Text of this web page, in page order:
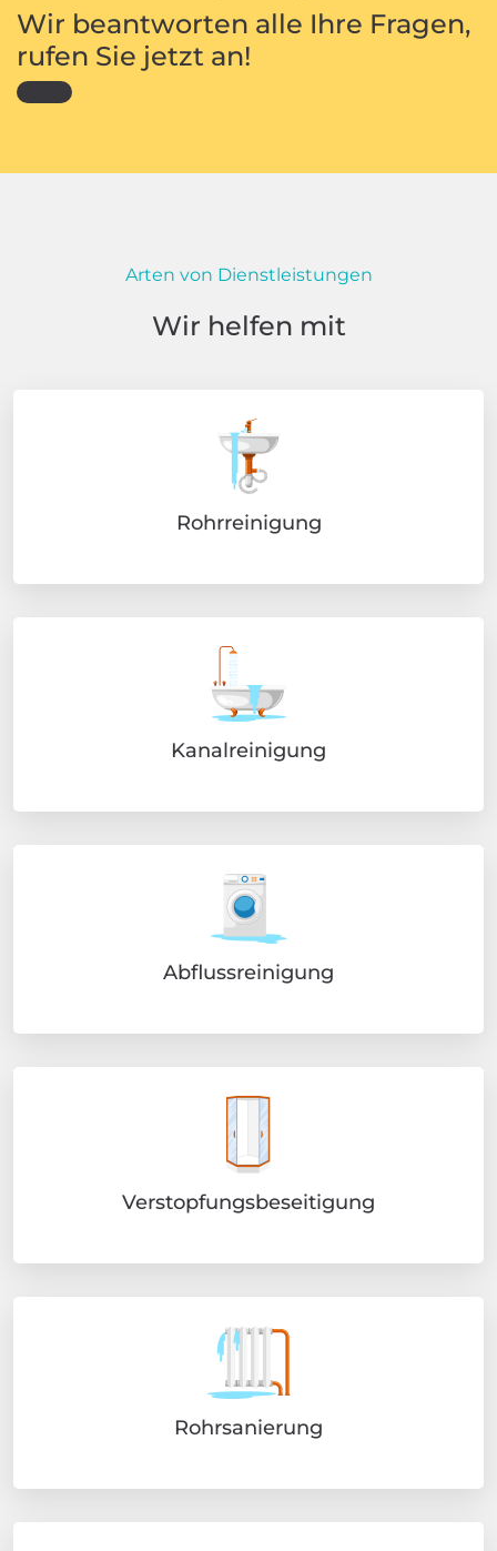
Wir beantworten alle Ihre Fragen,
rufen Sie jetzt an!
Arten von Dienstleistungen
Wir helfen mit
Rohrreinigung
Kanalreinigung
Abflussreinigung
Verstopfungsbeseitigung
Rohrsanierung